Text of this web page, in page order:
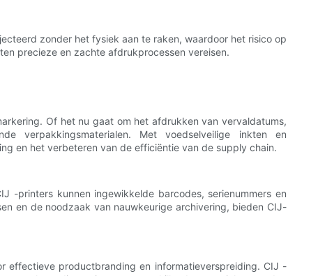
zonder het fysiek aan te raken, waardoor het risico op
precieze en zachte afdrukprocessen vereisen.
Of het nu gaat om het afdrukken van vervaldatums,
verpakkingsmaterialen. Met voedselveilige inkten en
en het verbeteren van de efficiëntie van de supply chain.
-printers kunnen ingewikkelde barcodes, serienummers en
en de noodzaak van nauwkeurige archivering, bieden CIJ-
effectieve productbranding en informatieverspreiding. CIJ -